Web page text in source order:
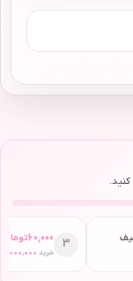
کنید.
3
60,000تومان
خرید 2,000,000